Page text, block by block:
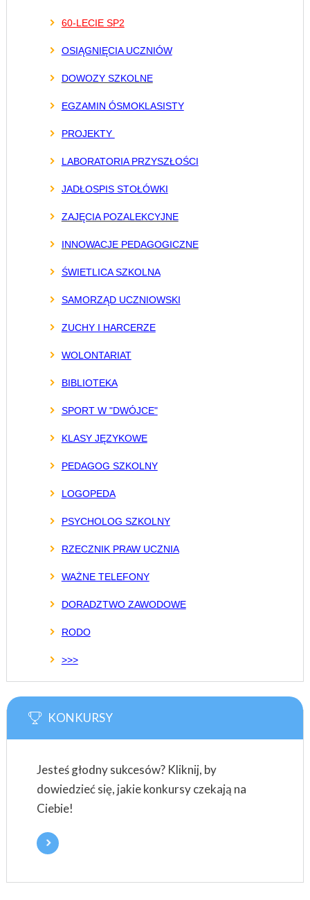
60-LECIE SP2
OSIĄGNIĘCIA UCZNIÓW
DOWOZY SZKOLNE
EGZAMIN ÓSMOKLASISTY
PROJEKTY
LABORATORIA PRZYSZŁOŚCI
JADŁOSPIS STOŁÓWKI
ZAJĘCIA POZALEKCYJNE
INNOWACJE PEDAGOGICZNE
ŚWIETLICA SZKOLNA
SAMORZĄD UCZNIOWSKI
ZUCHY I HARCERZE
WOLONTARIAT
BIBLIOTEKA
SPORT W "DWÓJCE"
KLASY JĘZYKOWE
PEDAGOG SZKOLNY
LOGOPEDA
PSYCHOLOG SZKOLNY
RZECZNIK PRAW UCZNIA
WAŻNE TELEFONY
DORADZTWO ZAWODOWE
RODO
>>>
KONKURSY
Jesteś głodny sukcesów? Kliknij, by
dowiedzieć się, jakie konkursy czekają na
Ciebie!